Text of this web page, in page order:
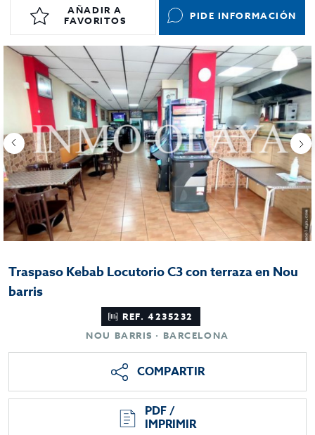
AÑADIR A
FAVORITOS
PIDE INFORMACIÓN
Traspaso Kebab Locutorio C3 con terraza en Nou
barris
REF. 4235232
NOU BARRIS · BARCELONA
COMPARTIR
PDF /
IMPRIMIR